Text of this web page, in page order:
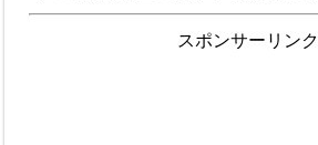
スポンサーリンク